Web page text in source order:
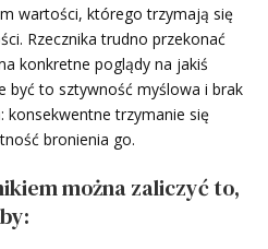
wartości, którego trzymają się
Rzecznika trudno przekonać
konkretne poglądy na jakiś
być to sztywność myślowa i brak
konsekwentne trzymanie się
bronienia go.
można zaliczyć to,